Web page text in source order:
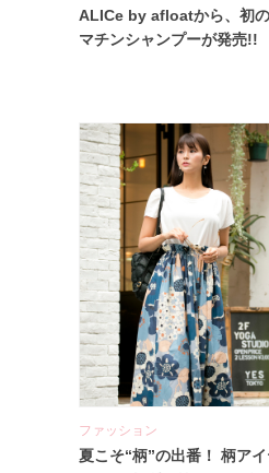
ALICe by afloatから、初
マチンシャンプーが発売!!
ファッション
夏こそ“柄”の出番！ 柄ア